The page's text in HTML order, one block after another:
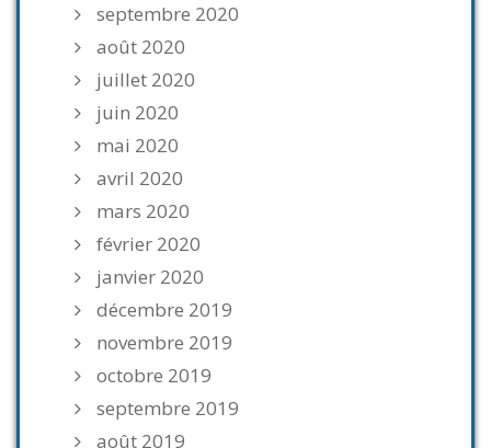
septembre 2020
août 2020
juillet 2020
juin 2020
mai 2020
avril 2020
mars 2020
février 2020
janvier 2020
décembre 2019
novembre 2019
octobre 2019
septembre 2019
août 2019